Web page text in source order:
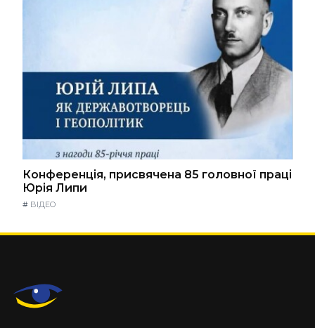
Конференція, присвячена 85 головної праці
Юрія Липи
# ВІДЕО